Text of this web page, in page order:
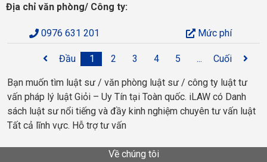
Địa chỉ văn phòng/ Công ty:
0976 631 201 Mức phí
Đầu 1 2 3 4 5 ... Cuối
Bạn muốn tìm luật sư / văn phòng luật sư / công ty luật tư
vấn pháp lý luật Giỏi – Uy Tín tại Toàn quốc. iLAW có Danh
sách luật sư nổi tiếng và đầy kinh nghiệm chuyên tư vấn luật
Tất cả lĩnh vực. Hỗ trợ tư vấn
Về chúng tôi